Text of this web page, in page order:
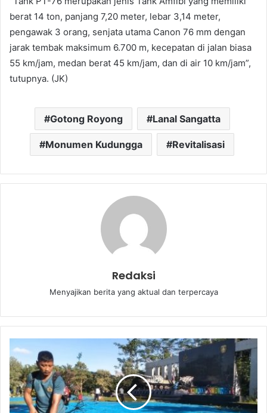
berat 14 ton, panjang 7,20 meter, lebar 3,14 meter,
pengawak 3 orang, senjata utama Canon 76 mm dengan
jarak tembak maksimum 6.700 m, kecepatan di jalan biasa
55 km/jam, medan berat 45 km/jam, dan di air 10 km/jam”,
tutupnya. (JK)
Gotong Royong Lanal Sangatta
Monumen Kudungga Revitalisasi
Redaksi
Menyajikan berita yang aktual dan terpercaya